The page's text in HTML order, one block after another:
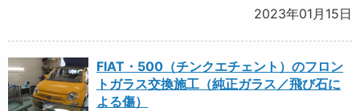
2023年01月15日
FIAT・500（チンクエチェント）のフロン
トガラス交換施工（純正ガラス／飛び石に
よる傷）